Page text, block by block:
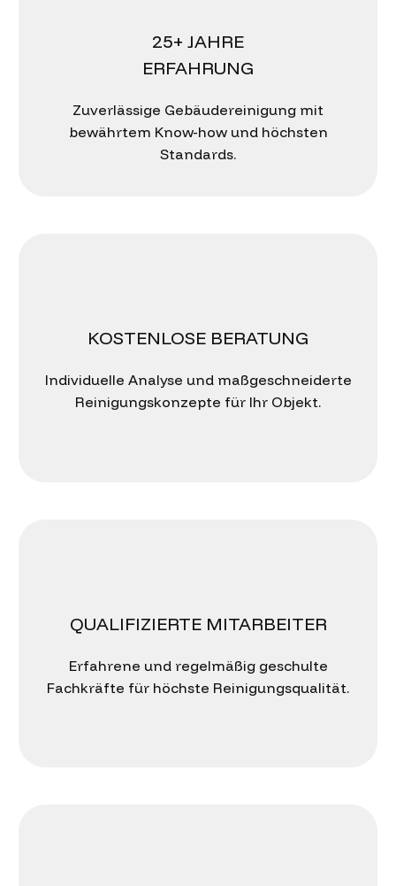
25+ JAHRE
ERFAHRUNG
Zuverlässige Gebäudereinigung mit
bewährtem Know-how und höchsten
Standards.
KOSTENLOSE BERATUNG
Individuelle Analyse und maßgeschneiderte
Reinigungskonzepte für Ihr Objekt.
QUALIFIZIERTE MITARBEITER
Erfahrene und regelmäßig geschulte
Fachkräfte für höchste Reinigungsqualität.